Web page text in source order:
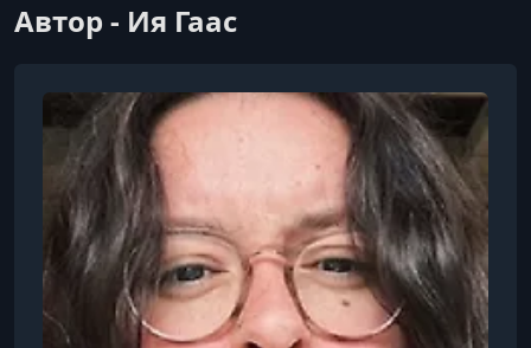
Автор - Ия Гаас